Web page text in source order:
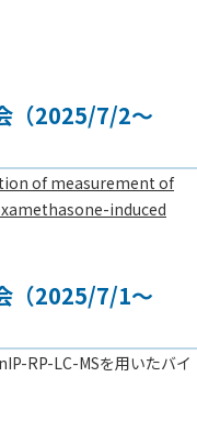
（2025/7/2～
of measurement of
induced
（2025/7/1～
RP-LC-MSを用いたバイ